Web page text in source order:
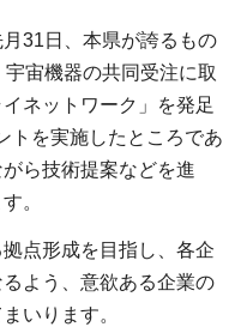
31日、本県が誇るもの
宙機器の共同受注に取
ネットワーク」を発足
トを実施したところであ
ら技術提案などを進
。
点形成を目指し、各企
よう、意欲ある企業の
いります。